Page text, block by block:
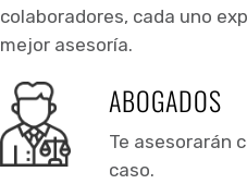
colaboradores, cada uno
mejor asesoría.
ABOGADOS
Te asesorarán
caso.